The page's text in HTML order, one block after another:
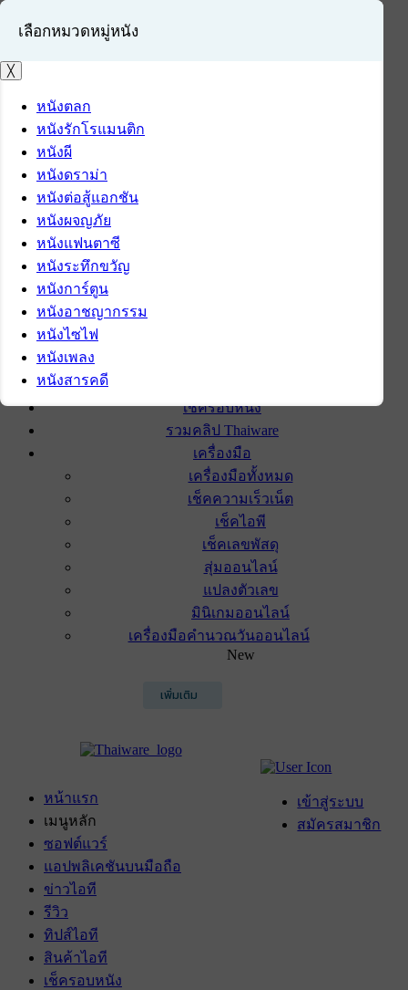
เข้าสู่ระบบ
สมัครสมาชิก
เช็ครอบหนัง
รวมคลิป Thaiware
เครื่องมือ
เครื่องมือทั้งหมด
เช็คความเร็วเน็ต
เช็คไอพี
เช็คเลขพัสดุ
สุ่มออนไลน์
แปลงตัวเลข
มินิเกมออนไลน์
เครื่องมือคำนวณวันออนไลน์
New
เพิ่มเติม
เข้าสู่ระบบ
สมัครสมาชิก
หน้าแรก
เมนูหลัก
ซอฟต์แวร์
แอปพลิเคชันบนมือถือ
ข่าวไอที
รีวิว
ทิปส์ไอที
สินค้าไอที
เช็ครอบหนัง
เลือกหมวดหมู่หนัง
╳
หนังตลก
หนังรักโรแมนติก
หนังผี
หนังดราม่า
หนังต่อสู้แอกชัน
หนังผจญภัย
หนังแฟนตาซี
หนังระทึกขวัญ
หนังการ์ตูน
หนังอาชญากรรม
หนังไซไฟ
หนังเพลง
หนังสารคดี